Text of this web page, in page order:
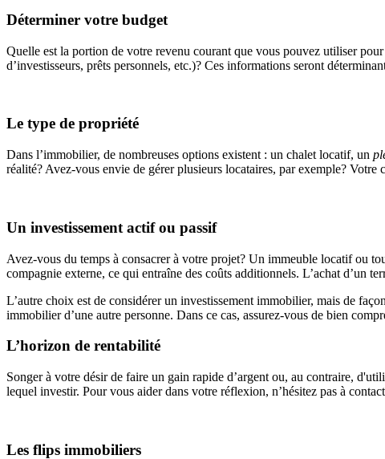
Déterminer votre budget
Quelle est la portion de votre revenu courant que vous pouvez utiliser
d’investisseurs, prêts personnels, etc.)? Ces informations seront
Le type de propriété
Dans l’immobilier, de nombreuses options existent : un chalet locatif, un
réalité? Avez-vous envie de gérer plusieurs locataires, par exemple?
Un investissement actif ou passif
Avez-vous du temps à consacrer à votre projet? Un immeuble locatif ou
compagnie externe, ce qui entraîne des coûts additionnels. L’achat d’un
L’autre choix est de considérer un investissement immobilier, mais de
immobilier d’une autre personne. Dans ce cas, assurez-vous de bien
L’horizon de rentabilité
Songer à votre désir de faire un gain rapide d’argent ou, au contraire,
lequel investir. Pour vous aider dans votre réflexion, n’hésitez pas à
Les flips immobiliers